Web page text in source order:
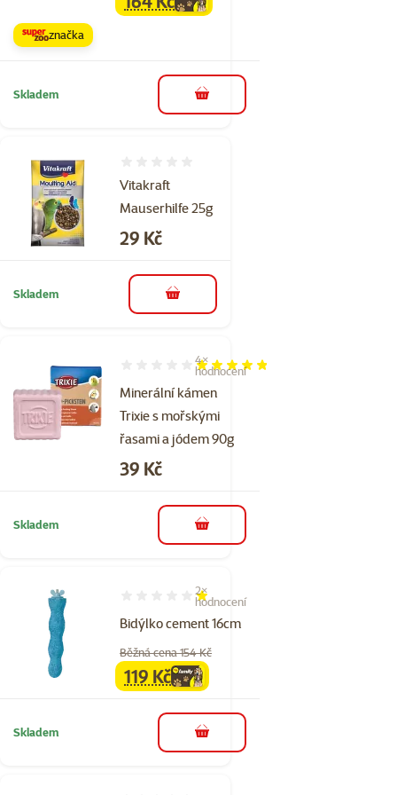
familycena
značka
Skladem do košíku
Vitakraft
Mauserhilfe 25g
Cena
29 Kč
Skladem do košíku
Minerální kámen
Trixie s mořskými
řasami a jódem 90g
Hodnocení 95%, počet hodnocení: 4
4×
hodnocení
Cena
39 Kč
Skladem do košíku
Bidýlko cement 16cm
Hodnocení 20%, počet hodnocení: 2
2×
hodnocení
Běžná cena 154 Kč
familycena
119 Kč
Skladem do košíku